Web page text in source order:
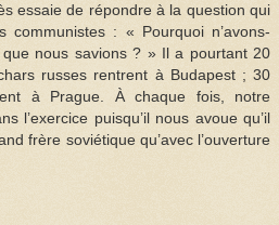
essaie de répondre à la question qui
communistes : « Pourquoi n’avons-
nous savions ? » Il a pourtant 20
russes rentrent à Budapest ; 30
à Prague. À chaque fois, notre
l’exercice puisqu’il nous avoue qu’il
frère soviétique qu’avec l’ouverture